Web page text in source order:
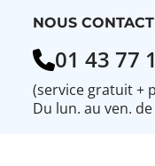
NOUS
01 43 77
(service gratuit +
Du lun. au ven.